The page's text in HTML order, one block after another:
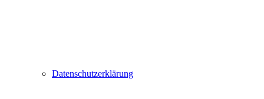
Datenschutzerklärung